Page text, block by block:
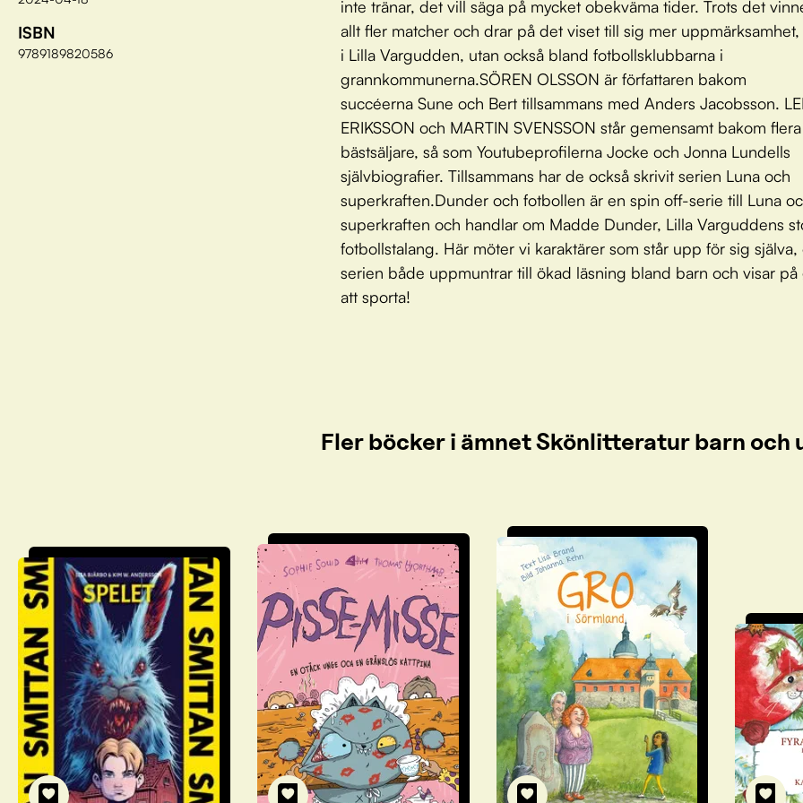
ISBN
9789189820586
inte tränar, det vill säga på mycket obekväma tider. Trots det
allt fler matcher och drar på det viset till sig mer
i Lilla Vargudden, utan också bland fotbollsklubbarna i
grannkommunerna.SÖREN OLSSON är författaren bakom
succéerna Sune och Bert tillsammans med Anders Jacobsson.
ERIKSSON och MARTIN SVENSSON står gemensamt bakom flera
bästsäljare, så som Youtubeprofilerna Jocke och Jonna Lundells
självbiografier. Tillsammans har de också skrivit serien Luna och
superkraften.Dunder och fotbollen är en spin off-serie till Luna
superkraften och handlar om Madde Dunder, Lilla Varguddens
fotbollstalang. Här möter vi karaktärer som står upp för sig själva,
serien både uppmuntrar till ökad läsning bland barn och visar
att sporta!
Fler böcker i ämnet Skönlitteratur barn och